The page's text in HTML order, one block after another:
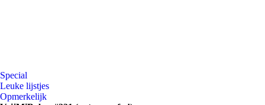
Special
Leuke lijstjes
Opmerkelijk